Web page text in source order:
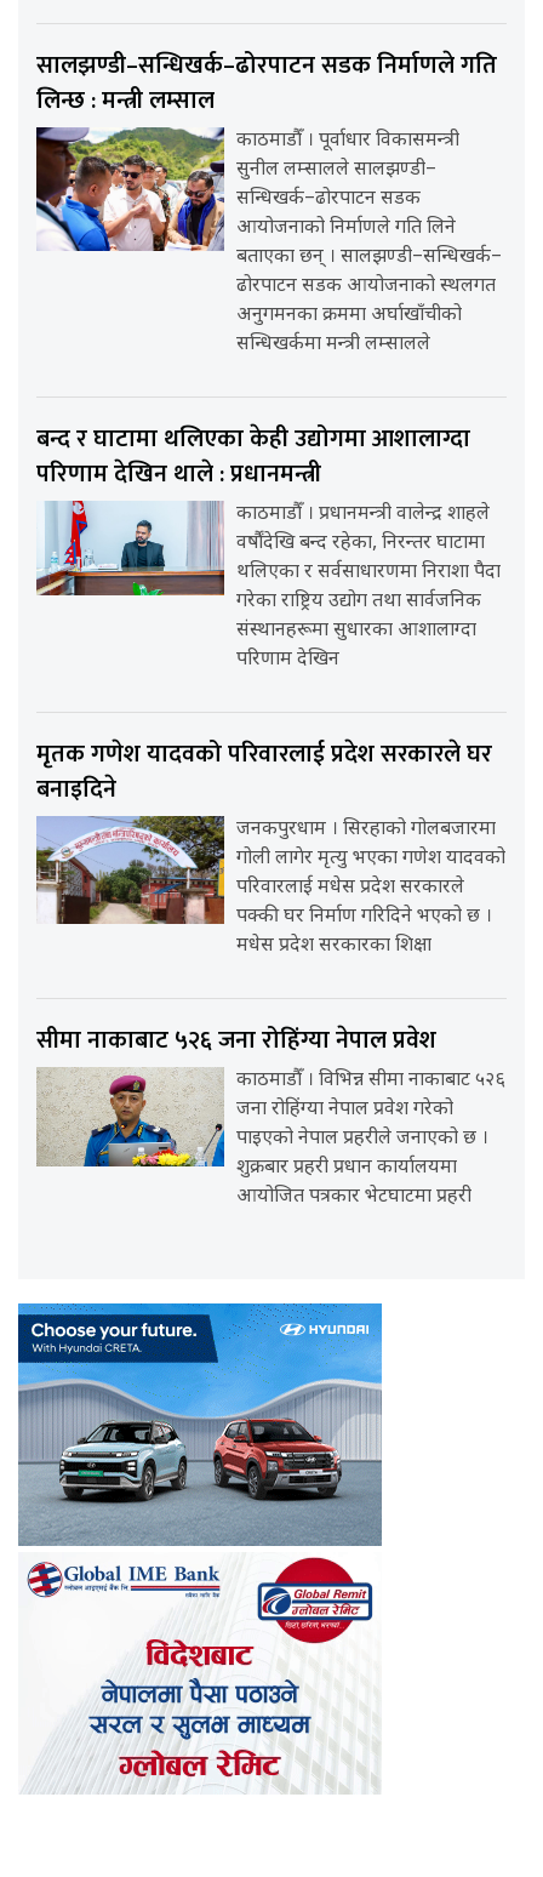
सालझण्डी–सन्धिखर्क–ढोरपाटन सडक निर्माणले गति
लिन्छ : मन्त्री लम्साल
काठमाडौँ । पूर्वाधार विकासमन्त्री
सुनील लम्सालले सालझण्डी–
सन्धिखर्क–ढोरपाटन सडक
आयोजनाको निर्माणले गति लिने
बताएका छन् । सालझण्डी–सन्धिखर्क–
ढोरपाटन सडक आयोजनाको स्थलगत
अनुगमनका क्रममा अर्घाखाँचीको
सन्धिखर्कमा मन्त्री लम्सालले
बन्द र घाटामा थलिएका केही उद्योगमा आशालाग्दा
परिणाम देखिन थाले : प्रधानमन्त्री
काठमाडौँ । प्रधानमन्त्री वालेन्द्र शाहले
वर्षौंदेखि बन्द रहेका, निरन्तर घाटामा
थलिएका र सर्वसाधारणमा निराशा पैदा
गरेका राष्ट्रिय उद्योग तथा सार्वजनिक
संस्थानहरूमा सुधारका आशालाग्दा
परिणाम देखिन
मृतक गणेश यादवको परिवारलाई प्रदेश सरकारले घर
बनाइदिने
जनकपुरधाम । सिरहाको गोलबजारमा
गोली लागेर मृत्यु भएका गणेश यादवको
परिवारलाई मधेस प्रदेश सरकारले
पक्की घर निर्माण गरिदिने भएको छ ।
मधेस प्रदेश सरकारका शिक्षा
सीमा नाकाबाट ५२६ जना रोहिंग्या नेपाल प्रवेश
काठमाडौँ । विभिन्न सीमा नाकाबाट ५२६
जना रोहिंग्या नेपाल प्रवेश गरेको
पाइएको नेपाल प्रहरीले जनाएको छ ।
शुक्रबार प्रहरी प्रधान कार्यालयमा
आयोजित पत्रकार भेटघाटमा प्रहरी